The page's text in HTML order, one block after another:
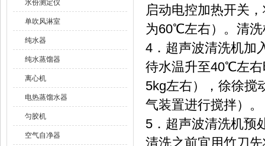
水份测定仪
单吹风淋室
纯水器
纯水蒸馏器
离心机
电热蒸馏水器
匀胶机
空气自净器
启动电控加热开关
为60℃左右）。清
4．超声波清洗机加
待水温升至40℃左右
5kg左右），徐徐搅
气装置进行搅拌）。
5．超声波清洗机预
清洗之前宜用竹刀